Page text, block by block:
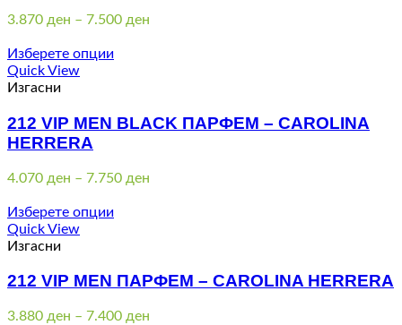
3.870 ден – 7.500 ден
Изберете опции
Quick View
Изгасни
212 VIP MEN BLACK ПАРФЕМ – CAROLINA
HERRERA
4.070 ден – 7.750 ден
Изберете опции
Quick View
Изгасни
212 VIP MEN ПАРФЕМ – CAROLINA HERRERA
3.880 ден – 7.400 ден